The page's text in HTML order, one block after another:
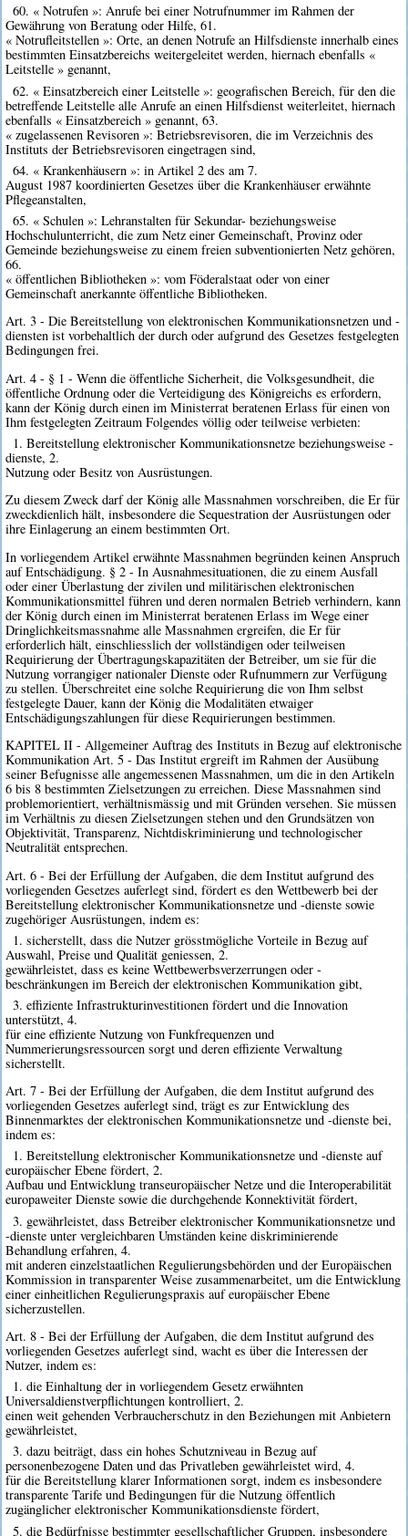
60. « Notrufen »: Anrufe bei einer Notrufnummer im Rahmen der
Gewährung von Beratung oder Hilfe, 61.
« Notrufleitstellen »: Orte, an denen Notrufe an Hilfsdienste innerhalb eines
bestimmten Einsatzbereichs weitergeleitet werden, hiernach ebenfalls «
Leitstelle » genannt,
62. « Einsatzbereich einer Leitstelle »: geografischen Bereich, für den die
betreffende Leitstelle alle Anrufe an einen Hilfsdienst weiterleitet, hiernach
ebenfalls « Einsatzbereich » genannt, 63.
« zugelassenen Revisoren »: Betriebsrevisoren, die im Verzeichnis des
Instituts der Betriebsrevisoren eingetragen sind,
64. « Krankenhäusern »: in Artikel 2 des am 7.
August 1987 koordinierten Gesetzes über die Krankenhäuser erwähnte
Pflegeanstalten,
65. « Schulen »: Lehranstalten für Sekundar- beziehungsweise
Hochschulunterricht, die zum Netz einer Gemeinschaft, Provinz oder
Gemeinde beziehungsweise zu einem freien subventionierten Netz gehören,
66.
« öffentlichen Bibliotheken »: vom Föderalstaat oder von einer
Gemeinschaft anerkannte öffentliche Bibliotheken.
Art. 3 - Die Bereitstellung von elektronischen Kommunikationsnetzen und -
diensten ist vorbehaltlich der durch oder aufgrund des Gesetzes festgelegten
Bedingungen frei.
Art. 4 - § 1 - Wenn die öffentliche Sicherheit, die Volksgesundheit, die
öffentliche Ordnung oder die Verteidigung des Königreichs es erfordern,
kann der König durch einen im Ministerrat beratenen Erlass für einen von
Ihm festgelegten Zeitraum Folgendes völlig oder teilweise verbieten:
1. Bereitstellung elektronischer Kommunikationsnetze beziehungsweise -
dienste, 2.
Nutzung oder Besitz von Ausrüstungen.
Zu diesem Zweck darf der König alle Massnahmen vorschreiben, die Er für
zweckdienlich hält, insbesondere die Sequestration der Ausrüstungen oder
ihre Einlagerung an einem bestimmten Ort.
In vorliegendem Artikel erwähnte Massnahmen begründen keinen Anspruch
auf Entschädigung. § 2 - In Ausnahmesituationen, die zu einem Ausfall
oder einer Überlastung der zivilen und militärischen elektronischen
Kommunikationsmittel führen und deren normalen Betrieb verhindern, kann
der König durch einen im Ministerrat beratenen Erlass im Wege einer
Dringlichkeitsmassnahme alle Massnahmen ergreifen, die Er für
erforderlich hält, einschliesslich der vollständigen oder teilweisen
Requirierung der Übertragungskapazitäten der Betreiber, um sie für die
Nutzung vorrangiger nationaler Dienste oder Rufnummern zur Verfügung
zu stellen. Überschreitet eine solche Requirierung die von Ihm selbst
festgelegte Dauer, kann der König die Modalitäten etwaiger
Entschädigungszahlungen für diese Requirierungen bestimmen.
KAPITEL II - Allgemeiner Auftrag des Instituts in Bezug auf elektronische
Kommunikation Art. 5 - Das Institut ergreift im Rahmen der Ausübung
seiner Befugnisse alle angemessenen Massnahmen, um die in den Artikeln
6 bis 8 bestimmten Zielsetzungen zu erreichen. Diese Massnahmen sind
problemorientiert, verhältnismässig und mit Gründen versehen. Sie müssen
im Verhältnis zu diesen Zielsetzungen stehen und den Grundsätzen von
Objektivität, Transparenz, Nichtdiskriminierung und technologischer
Neutralität entsprechen.
Art. 6 - Bei der Erfüllung der Aufgaben, die dem Institut aufgrund des
vorliegenden Gesetzes auferlegt sind, fördert es den Wettbewerb bei der
Bereitstellung elektronischer Kommunikationsnetze und -dienste sowie
zugehöriger Ausrüstungen, indem es:
1. sicherstellt, dass die Nutzer grösstmögliche Vorteile in Bezug auf
Auswahl, Preise und Qualität geniessen, 2.
gewährleistet, dass es keine Wettbewerbsverzerrungen oder -
beschränkungen im Bereich der elektronischen Kommunikation gibt,
3. effiziente Infrastrukturinvestitionen fördert und die Innovation
unterstützt, 4.
für eine effiziente Nutzung von Funkfrequenzen und
Nummerierungsressourcen sorgt und deren effiziente Verwaltung
sicherstellt.
Art. 7 - Bei der Erfüllung der Aufgaben, die dem Institut aufgrund des
vorliegenden Gesetzes auferlegt sind, trägt es zur Entwicklung des
Binnenmarktes der elektronischen Kommunikationsnetze und -dienste bei,
indem es:
1. Bereitstellung elektronischer Kommunikationsnetze und -dienste auf
europäischer Ebene fördert, 2.
Aufbau und Entwicklung transeuropäischer Netze und die Interoperabilität
europaweiter Dienste sowie die durchgehende Konnektivität fördert,
3. gewährleistet, dass Betreiber elektronischer Kommunikationsnetze und
-dienste unter vergleichbaren Umständen keine diskriminierende
Behandlung erfahren, 4.
mit anderen einzelstaatlichen Regulierungsbehörden und der Europäischen
Kommission in transparenter Weise zusammenarbeitet, um die Entwicklung
einer einheitlichen Regulierungspraxis auf europäischer Ebene
sicherzustellen.
Art. 8 - Bei der Erfüllung der Aufgaben, die dem Institut aufgrund des
vorliegenden Gesetzes auferlegt sind, wacht es über die Interessen der
Nutzer, indem es:
1. die Einhaltung der in vorliegendem Gesetz erwähnten
Universaldienstverpflichtungen kontrolliert, 2.
einen weit gehenden Verbraucherschutz in den Beziehungen mit Anbietern
gewährleistet,
3. dazu beiträgt, dass ein hohes Schutzniveau in Bezug auf
personenbezogene Daten und das Privatleben gewährleistet wird, 4.
für die Bereitstellung klarer Informationen sorgt, indem es insbesondere
transparente Tarife und Bedingungen für die Nutzung öffentlich
zugänglicher elektronischer Kommunikationsdienste fördert,
5. die Bedürfnisse bestimmter gesellschaftlicher Gruppen, insbesondere